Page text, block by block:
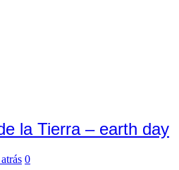
la Tierra – earth day
0